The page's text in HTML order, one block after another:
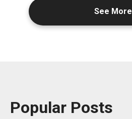
See More
Popular Posts